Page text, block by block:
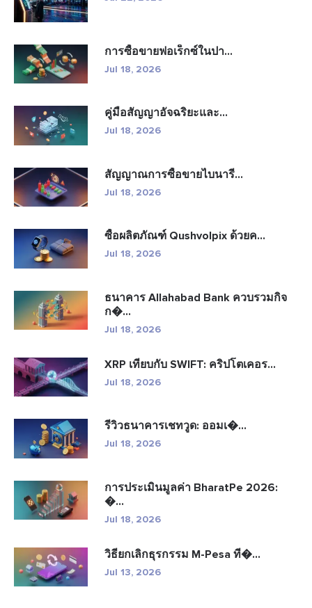
การซื้อขายฟอเร็กซ์ในปา...
Jul 18, 2026
คู่มือสัญญาอัจฉริยะและ...
Jul 18, 2026
สัญญาณการซื้อขายไบนารี...
Jul 18, 2026
ซื้อผลิตภัณฑ์ Qushvolpix ด้วยค...
Jul 18, 2026
ธนาคาร Allahabad Bank ควบรวมกิจ
ก�...
Jul 18, 2026
XRP เทียบกับ SWIFT: คริปโตเคอร...
Jul 18, 2026
รีวิวธนาคารเชทวูด: ออมเ�...
Jul 18, 2026
การประเมินมูลค่า BharatPe 2026:
�...
Jul 18, 2026
วิธียกเลิกธุรกรรม M-Pesa ที�...
Jul 13, 2026